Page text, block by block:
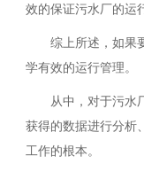
效的保证污水厂的运
综上所述，如果
学有效的运行管理。
从中，对于污水
获得的数据进行分析
工作的根本。